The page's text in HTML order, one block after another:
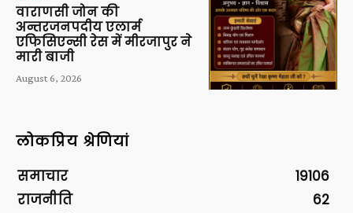
वाराणसी जोन की
अन्तरजनपदीय एलार्म
एफिसिएन्सी रेस में मीरजापुर ने
मारी बाजी
August 6, 2026
लोकप्रिय श्रेणियां
समाचार
19106
राजनीति
62